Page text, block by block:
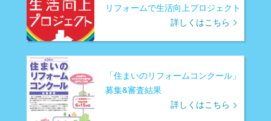
リフォームで生活向上プロジェクト
詳しくはこちら
「住まいのリフォームコンクール」
募集&審査結果
詳しくはこちら